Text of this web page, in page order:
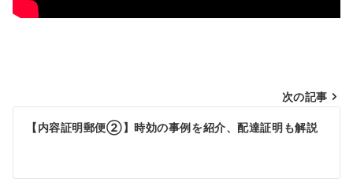
ビ
次の記事
【内容証明郵便②】時効の事例を紹介、配達証明も解説